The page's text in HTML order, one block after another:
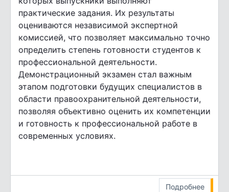
практические задания. Их результаты
оцениваются независимой экспертной
комиссией, что позволяет максимально точно
определить степень готовности студентов к
профессиональной деятельности.
Демонстрационный экзамен стал важным
этапом подготовки будущих специалистов в
области правоохранительной деятельности,
позволяя объективно оценить их компетенции
и готовность к профессиональной работе в
современных условиях.
Подробнее